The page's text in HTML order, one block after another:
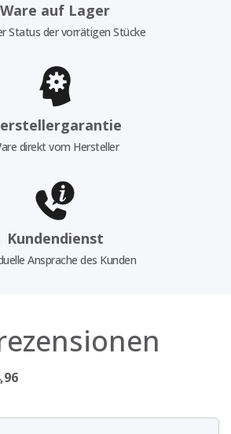
Ware auf Lager
Status der vorrätigen Stücke
direkt vom Hersteller
Kundendienst
Ansprache des Kunden